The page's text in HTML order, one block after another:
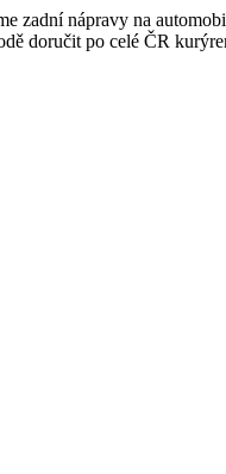
zadní nápravy na
doručit po celé ČR